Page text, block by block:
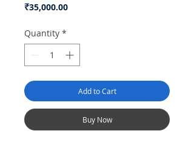
₹35,000.00Price
Quantity *
Add to Cart
Buy Now